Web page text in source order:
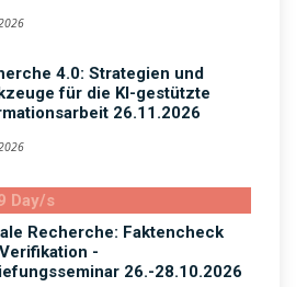
4.0: Strategien und
für die KI-gestützte
26.11.2026
Day/s
Recherche: Faktencheck
-
26.-28.10.2026